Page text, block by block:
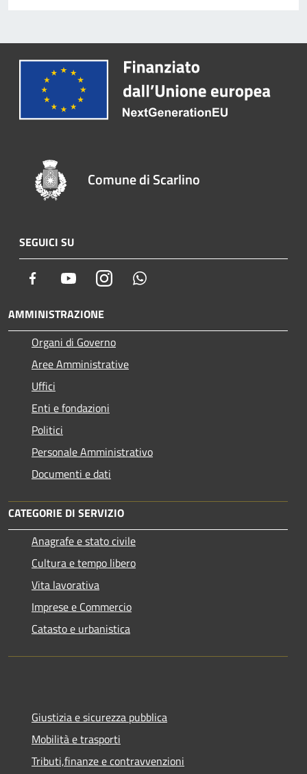
Comune di Scarlino
SEGUICI SU
Facebook YoutubeInstagram
AMMINISTRAZIONE
Organi di Governo
Aree Amministrative
Uffici
Enti e fondazioni
Politici
Personale Amministrativo
Documenti e dati
CATEGORIE DI SERVIZIO
Anagrafe e stato civile
Cultura e tempo libero
Vita lavorativa
Imprese e Commercio
Catasto e urbanistica
Giustizia e sicurezza pubblica
Mobilità e trasporti
Tributi,finanze e contravvenzioni